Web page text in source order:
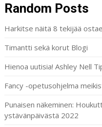
Random Posts
Harkitse näitä 8 tekijää
Timantti sekä korut Blogi
Hienoa uutisia! Ashley Nell
Fancy -opetusohjelma
Punaisen näkeminen:
ystävänpäivästä 2022